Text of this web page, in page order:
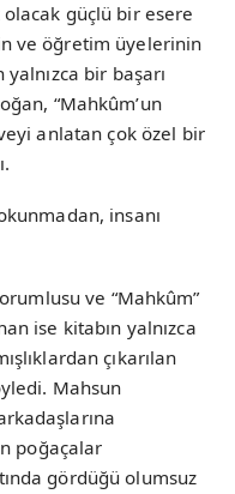
güçlü bir esere
ve öğretim üyelerinin
bir başarı
“Mahkûm’un
anlatan çok özel bir
insanı
ve “Mahkûm”
ise kitabın yalnızca
çıkarılan
Mahsun
poğaçalar
gördüğü olumsuz